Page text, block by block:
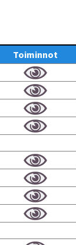
Toiminnot